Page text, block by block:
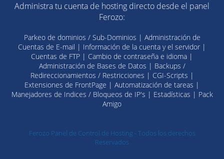
Administra tu cuenta de hosting directo desde el panel
Ferozo:
Parkeo de dominios / Sub-Dominios | Administración de
Cuentas de E-mail | Información de la cuenta y el servidor |
Cuentas de FTP | Cambio de contraseña e idioma |
Administración de Bases de Datos | Backups /
Redireccionamientos / Restricciones | CGI-Scripts |
Extensiones de FrontPage | Automatización de tareas |
Manejadores de Indices / Bloqueos de IP's | Estadísticas | Pack
Amigo
Ferozo Panel de Control de Hosting - Todos los derechos
Reservados